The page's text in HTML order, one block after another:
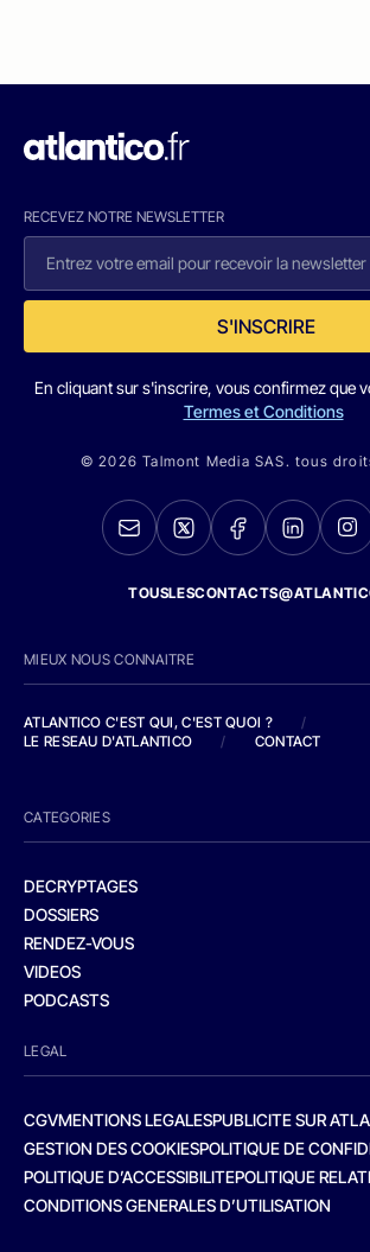
RECEVEZ NOTRE NEWSLETTER
S'INSCRIRE
En cliquant sur s'inscrire, vous confirmez que
Termes et Conditions
© 2026 Talmont Media SAS. tous
MIEUX NOUS CONNAITRE
ATLANTICO C'EST QUI, C'EST QUOI ?
/
LE RESEAU D'ATLANTICO
/ CONTACT
CATEGORIES
DECRYPTAGES
DOSSIERS
RENDEZ-VOUS
VIDEOS
PODCASTS
LEGAL
CGVMENTIONS LEGALESPUBLICITE SUR
GESTION DES COOKIESPOLITIQUE DE
POLITIQUE D’ACCESSIBILITEPOLITIQUE
CONDITIONS GENERALES D’UTILISATION